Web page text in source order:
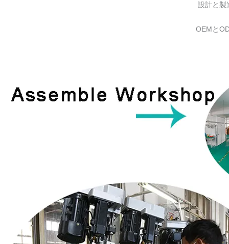
設計と製
OEMと